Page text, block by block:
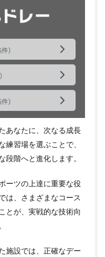
あなたに、次なる成長
練習場を選ぶことで、
段階へと進化します。
ーツの上達に重要な役
は、さまざまなコース
とが、実戦的な技術向
施設では、正確なデー